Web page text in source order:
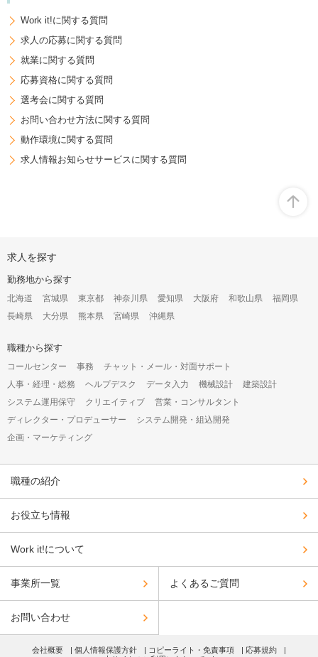
Work it!に関する質問
求人の応募に関する質問
就業に関する質問
応募資格に関する質問
選考会に関する質問
お問い合わせ方法に関する質問
動作環境に関する質問
求人情報お知らせサービスに関する質問
ー
ン
構
成
オ
シ
ン
求人を探す
勤務地から探す
北海道 宮城県 東京都 神奈川県 愛知県 大阪府 和歌山県
福岡県
長崎県
大分県 熊本県 宮崎県 沖縄県
職種から探す
コールセンター 事務
チャット・メール・対面サポート
人事・経理・総務
ヘルプデスク データ入力 機械設計
建築設計
システム運用保守
クリエイティブ
営業・コンサルタント
ディレクター・プロデューサー
システム開発・組込開発
企画・マーケティング
職種の紹介
お役立ち情報
Work it!について
事業所一覧 よくあるご質問
お問い合わせ
会社概要 個人情報保護方針 コピーライト・免責事項
応募規約